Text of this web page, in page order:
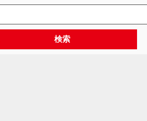
検索